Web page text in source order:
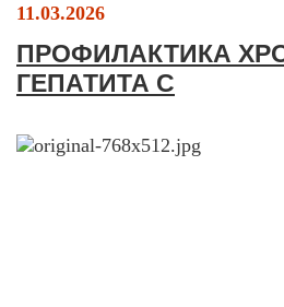
11.03.2026
ПРОФИЛАКТИКА
ГЕПАТИТА С